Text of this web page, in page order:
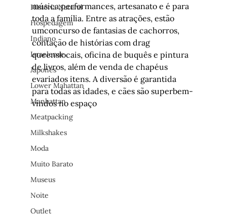
História Natural
Hospedagem
Indiano
Israelense
Japonês
Lower Mahattan
Manhattan
Meatpacking
Milkshakes
Moda
Muito Barato
Museus
Noite
Outlet
música,performances, artesanato e é para
toda a família. Entre as atrações, estão
umconcurso de fantasias de cachorros,
contação de histórias com drag
queenslocais, oficina de buquês e pintura
de livros, além de venda de chapéus
evariados itens. A diversão é garantida
para todas as idades, e cães são superbem-
vindos no espaço